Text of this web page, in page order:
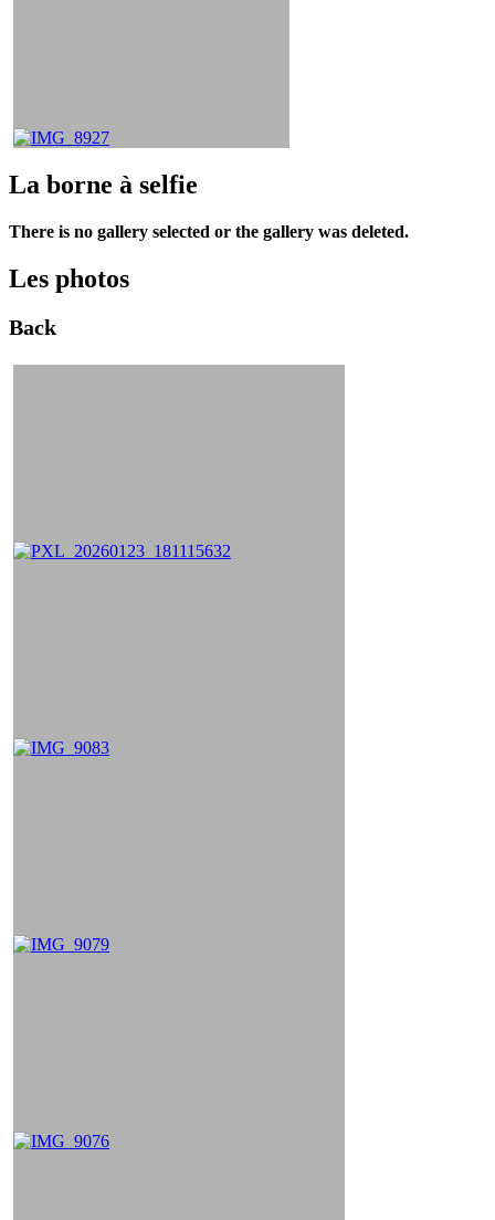
La borne à selfie
There is no gallery selected or the gallery was deleted.
Les photos
Back